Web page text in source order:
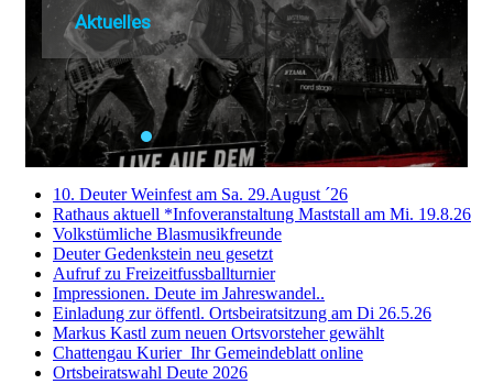
Aktuelles
10. Deuter Weinfest am Sa. 29.August ´26
Rathaus aktuell *Infoveranstaltung Maststall am Mi. 19.8.26
Volkstümliche Blasmusikfreunde
Deuter Gedenkstein neu gesetzt
Aufruf zu Freizeitfussballturnier
Impressionen. Deute im Jahreswandel..
Einladung zur öffentl. Ortsbeiratsitzung am Di 26.5.26
Markus Kastl zum neuen Ortsvorsteher gewählt
Chattengau Kurier_Ihr Gemeindeblatt online
Ortsbeiratswahl Deute 2026